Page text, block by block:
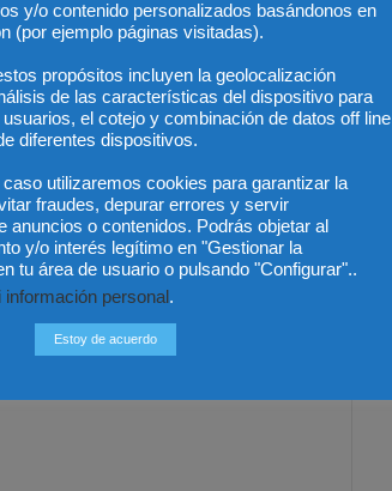
para la preparación y venta de
lo anterior, dado que aún no se ha
mujeres una solución para continuar
accionada y a la Alcaldía de Corozal
una opción de reubicación que
podrán continuar haciendo uso del
la observancia de protocolos mínimos
por la misma alcaldía.
y/o contenido personalizados basándonos en
(por ejemplo páginas visitadas).
propósitos incluyen la geolocalización
de las características del dispositivo para
el cotejo y combinación de datos off line
diferentes dispositivos.
caso utilizaremos cookies para garantizar la
fraudes, depurar errores y servir
anuncios o contenidos. Podrás objetar al
y/o interés legítimo en "Gestionar la
tu área de usuario o pulsando "Configurar"..
información personal .
Estoy de acuerdo